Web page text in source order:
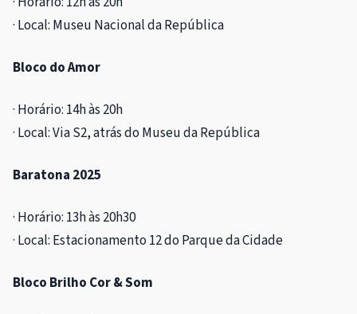
· Local: Museu Nacional da República
Bloco do Amor
· Horário: 14h às 20h
· Local: Via S2, atrás do Museu da República
Baratona 2025
· Horário: 13h às 20h30
· Local: Estacionamento 12 do Parque da Cidade
Bloco Brilho Cor & Som